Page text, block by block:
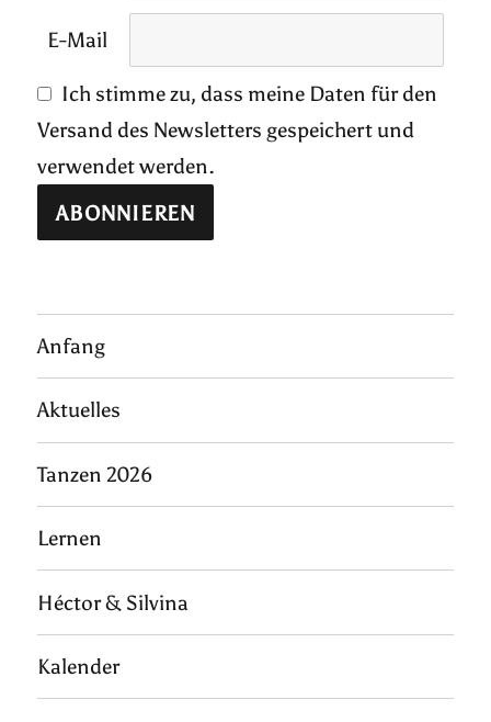
E-Mail
Ich stimme zu, dass meine Daten für den
Versand des Newsletters gespeichert und
verwendet werden.
Anfang
Aktuelles
Tanzen 2026
Lernen
Héctor & Silvina
Kalender